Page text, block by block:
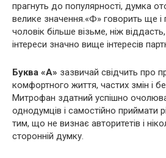
прагнуть до популярності, думка
велике значення.«Ф» говорить ще
чоловік більше візьме, ніж
інтереси значно вище інтересів
Буква «А» зазвичай свідчить про
комфортного життя, частих змін і
Митрофан здатний успішно
однодумців і самостійно приймати
тим, що не визнає авторитетів і
сторонній думку.